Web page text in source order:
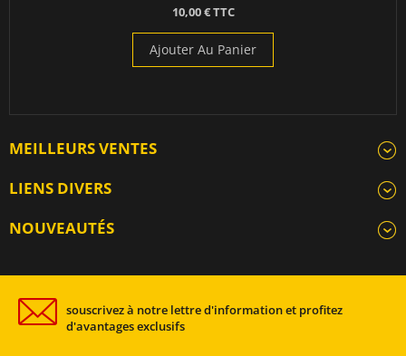
10,00 € TTC
Ajouter Au Panier
MEILLEURS VENTES
LIENS DIVERS
NOUVEAUTÉS
souscrivez à notre lettre d'information et profitez
d'avantages exclusifs